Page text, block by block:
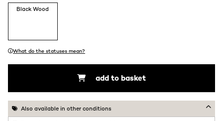
Black Wood
What do the statuses mean?
add to basket
Also available in other conditions